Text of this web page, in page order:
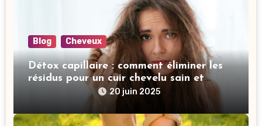
Blog Cheveux
Détox capillaire : comment éliminer les
résidus pour un cuir chevelu sain et
20 juin 2025